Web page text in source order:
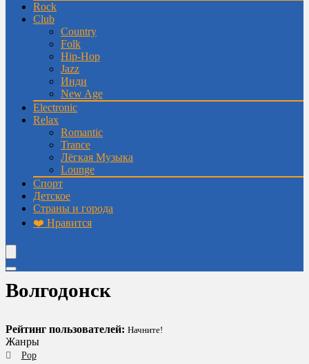
Rock
Club
Country
Folk
Hip-Hop
Jazz
Инди
New Age
Electronic
Relax
Romantic
Trance
Лёгкая Музыка
Lounge
Спорт
Детское
Страны и города
❤️ Нравится
Волгодонск
Рейтинг пользователей: Начните!
Жанры
Pop